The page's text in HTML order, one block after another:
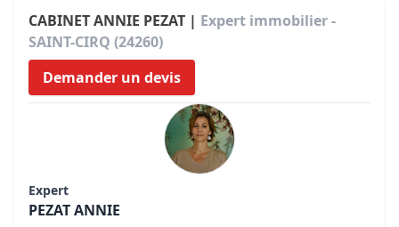
CABINET ANNIE PEZAT | Expert immobilier -
SAINT-CIRQ (24260)
Demander un devis
Expert
PEZAT ANNIE